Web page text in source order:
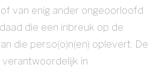
van enig ander ongeoorloofd
die een inbreuk op de
die perso(o)n(en) oplevert. De
in